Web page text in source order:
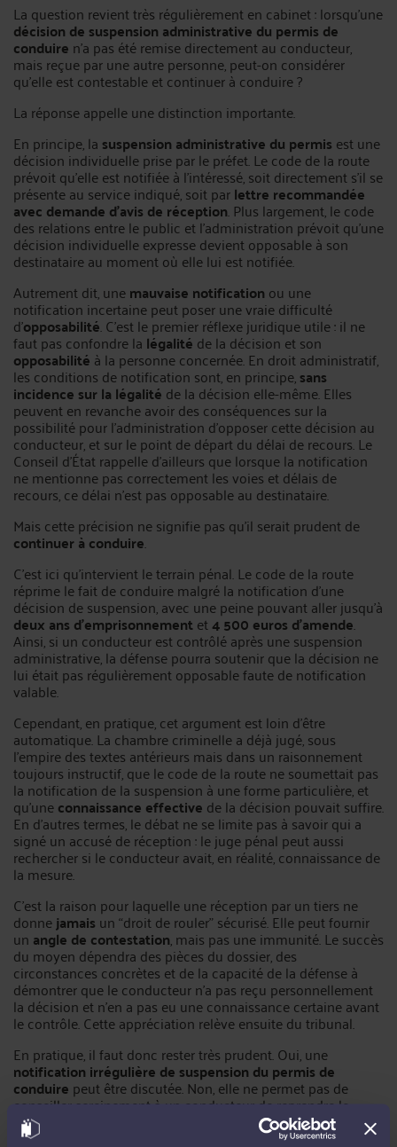
La question revient très régulièrement en cabinet : lorsqu’une
décision de suspension administrative du permis de
conduire n’a pas été remise directement au conducteur,
mais reçue par une autre personne, peut-on considérer
qu’elle est contestable et continuer à conduire ?
La réponse appelle une distinction importante.
En principe, la suspension administrative du permis est une
décision individuelle prise par le préfet. Le code de la route
prévoit qu’elle est notifiée à l’intéressé, soit directement s’il se
présente au service indiqué, soit parlettre recommandée
avec demande d’avis de réception. Plus largement, le code
des relations entre le public et l’administration prévoit qu’une
décision individuelle expresse devient opposable à son
destinataire au moment où elle lui est notifiée.
Autrement dit, unemauvaise notification ou une
notification incertaine peut poser une vraie difficulté
d’opposabilité. C’est le premier réflexe juridique utile : il ne
faut pas confondre la légalité de la décision et son
opposabilité à la personne concernée. En droit administratif,
les conditions de notification sont, en principe,sans
incidence sur la légalité de la décision elle-même. Elles
peuvent en revanche avoir des conséquences sur la
possibilité pour l’administration d’opposer cette décision au
conducteur, et sur le point de départ du délai de recours. Le
Conseil d’État rappelle d’ailleurs que lorsque la notification
ne mentionne pas correctement les voies et délais de
recours, ce délai n’est pas opposable au destinataire.
Mais cette précision ne signifie pas qu’il serait prudent de
continuer à conduire.
C’est ici qu’intervient le terrain pénal. Le code de la route
réprime le fait de conduire malgré la notification d’une
décision de suspension, avec une peine pouvant aller jusqu’à
deux ans d’emprisonnementet4 500 euros d’amende.
Ainsi, si un conducteur est contrôlé après une suspension
administrative, la défense pourra soutenir que la décision ne
lui était pas régulièrement opposable faute de notification
valable.
Cependant, en pratique, cet argument est loin d’être
automatique. La chambre criminelle a déjà jugé, sous
l’empire des textes antérieurs mais dans un raisonnement
toujours instructif, que le code de la route ne soumettait pas
la notification de la suspension à une forme particulière, et
qu’uneconnaissance effective de la décision pouvait suffire.
En d’autres termes, le débat ne se limite pas à savoir qui a
signé un accusé de réception : le juge pénal peut aussi
rechercher si le conducteur avait, en réalité, connaissance de
la mesure.
C’est la raison pour laquelle une réception par un tiers ne
donnejamais un “droit de rouler” sécurisé. Elle peut fournir
un angle de contestation, mais pas une immunité. Le succès
du moyen dépendra des pièces du dossier, des
circonstances concrètes et de la capacité de la défense à
démontrer que le conducteur n’a pas reçu personnellement
la décision et n’en a pas eu une connaissance certaine avant
le contrôle. Cette appréciation relève ensuite du tribunal.
En pratique, il faut donc rester très prudent. Oui, une
notification irrégulière de suspension du permis de
conduire peut être discutée. Non, elle ne permet pas de
conseiller sereinement à un conducteur de reprendre le
volant. La bonne approche consiste plutôt à faire analyser
immédiatement la mesure, la preuve de sa notification, son